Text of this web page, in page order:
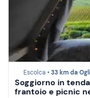
Escolca •33 km da
Soggiorno in
frantoio e picnic